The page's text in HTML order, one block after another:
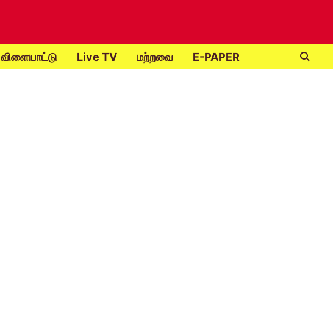
விளையாட்டு Live TV மற்றவை E-PAPER